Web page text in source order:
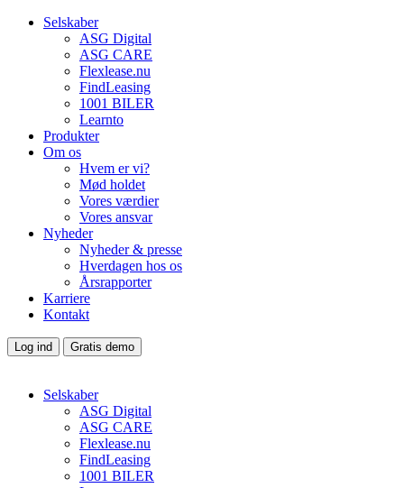
Selskaber
ASG Digital
ASG CARE
Flexlease.nu
FindLeasing
1001 BILER
Learnto
Produkter
Om os
Hvem er vi?
Mød holdet
Vores værdier
Vores ansvar
Nyheder
Nyheder & presse
Hverdagen hos os
Årsrapporter
Karriere
Kontakt
Log ind Gratis demo
Selskaber
ASG Digital
ASG CARE
Flexlease.nu
FindLeasing
1001 BILER